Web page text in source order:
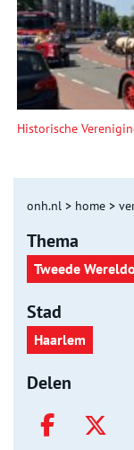
Historische
onh.nl > home >
Thema
Tweede
Stad
Haarlem
Delen